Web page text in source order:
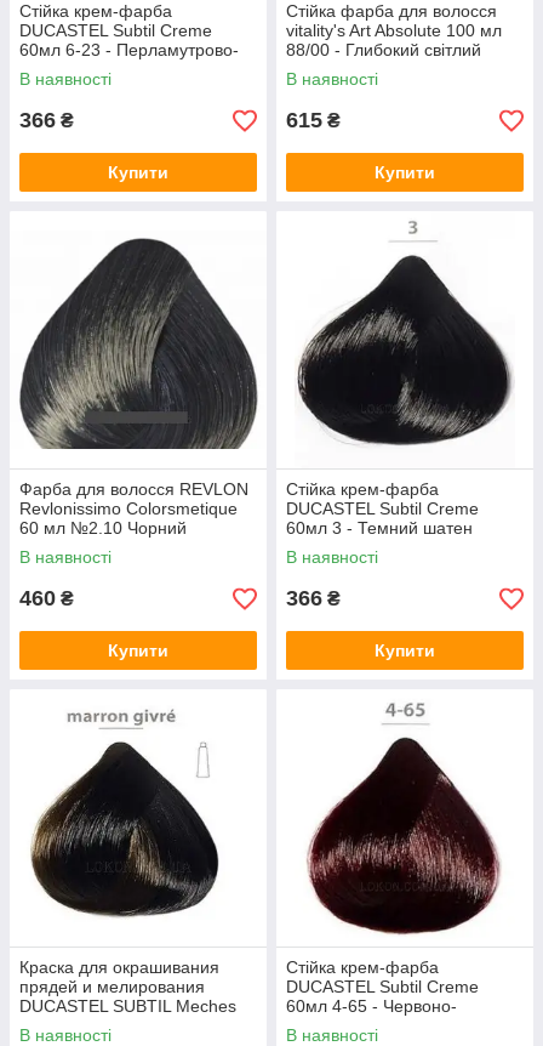
Стійка крем-фарба
DUCASTEL Subtil Creme
60мл 6-23 - Перламутрово-
золотистий темний блондин
В наявності
366 ₴
Купити
Стійка фарба для волосся
vitality's Art Absolute 100 мл
88/00 - Глибокий світлий
блондин для сивини
В наявності
615 ₴
Купити
Фарба для волосся REVLON
Revlonissimo Colorsmetique
60 мл №2.10 Чорний
Насичено Попелястий
В наявності
460 ₴
Купити
Стійка крем-фарба
DUCASTEL Subtil Creme
60мл 3 - Темний шатен
В наявності
366 ₴
Купити
Краска для окрашивания
прядей и мелирования
DUCASTEL SUBTIL Meches
60мл Серебристый каштан
В наявності
Стійка крем-фарба
DUCASTEL Subtil Creme
60мл 4-65 - Червоно-
махагоновий шатен
В наявності